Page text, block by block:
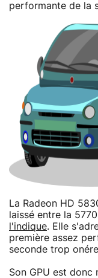
performante de la
La Radeon HD
laissé entre la
l'indique. Elle
première assez
seconde trop
Son GPU est donc